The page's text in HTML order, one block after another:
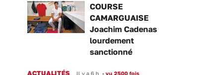
COURSE
CAMARGUAISE
Joachim Cadenas
lourdement
sanctionné
ACTUALITÉS Il y a 6 h • vu 2500 fois